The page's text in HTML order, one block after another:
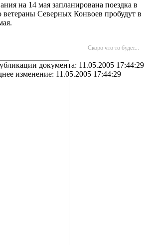
на 14 мая запланирована поездка в
ветераны Северных Конвоев пробудут в
Скоро что то будет...
документа: 11.05.2005 17:44:29
изменение: 11.05.2005 17:44:29